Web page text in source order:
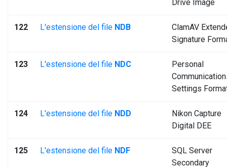
Drive Image
122 L'estensione del file NDB
ClamAV
Signature
123 L'estensione del file NDC
Personal
Settings
124 L'estensione del file NDD
Nikon Capture
Digital DEE
125 L'estensione del file NDF
SQL Server
Secondary